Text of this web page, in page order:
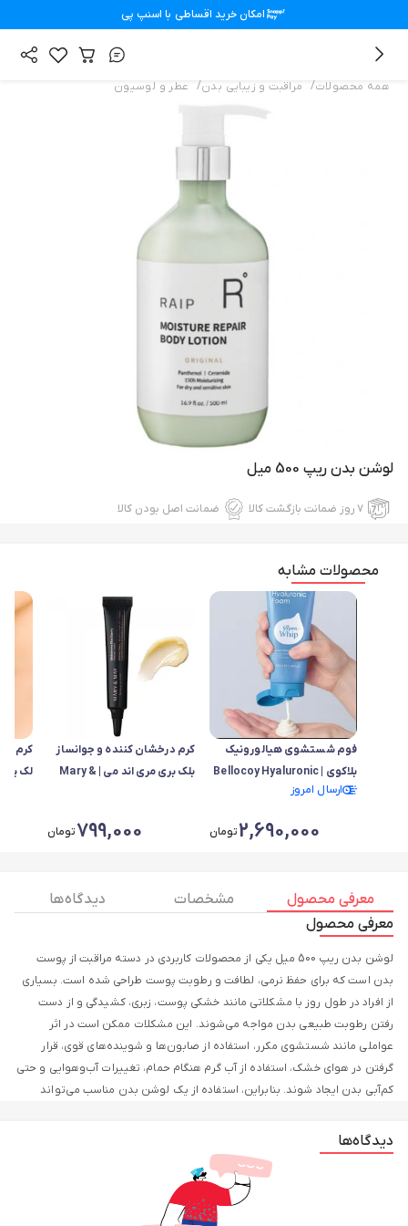
امکان خرید اقساطی با اسنپ پی
همه محصولات/ مراقبت و زیبایی بدن/ عطر و لوسیون
لوشن بدن ریپ 500 میل
۷ روز ضمانت بازگشت کالا ضمانت اصل بودن کالا
محصولات مشابه
فوم شستشوی هیالورونیک
بلاکوی | Bellocoy Hyaluronic
Foam Aqua Whip
ارسال امروز
2,690,000تومان
کرم درخشان کننده و جوانساز
بلک بری مری اند می | Mary &
799,000تومان
کرم
لک
معرفی محصول مشخصات
دیدگاه ها
معرفی محصول
لوشن بدن ریپ 500 میل یکی از محصولات کاربردی در دسته مراقبت از پوست
بدن است که برای حفظ نرمی، لطافت و رطوبت پوست طراحی شده است. بسیاری
از افراد در طول روز با مشکلاتی مانند خشکی پوست، زبری، کشیدگی و از دست
رفتن رطوبت طبیعی بدن مواجه می‌شوند. این مشکلات ممکن است در اثر
عواملی مانند شستشوی مکرر، استفاده از صابون‌ها و شوینده‌های قوی، قرار
گرفتن در هوای خشک، استفاده از آب گرم هنگام حمام، تغییرات آب‌وهوایی و حتی
کم‌آبی بدن ایجاد شوند. بنابراین، استفاده از یک لوشن بدن مناسب می‌تواند
پوست بدن باشد.
پوست بدن نسبت به پوست صورت کمتر مورد توجه قرار می‌گیرد، در حالی که این
بخش از بدن نیز نیاز به مراقبت و تغذیه دارد. علاوه بر این، وقتی پوست بدن به
دیدگاه‌ها